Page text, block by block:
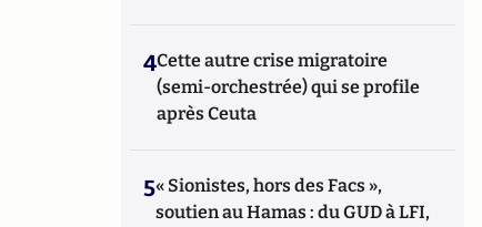
4Cette autre crise migratoire
(semi-orchestrée) qui se profile
après Ceuta
5« Sionistes, hors des Facs »,
soutien au Hamas : du GUD à LFI,